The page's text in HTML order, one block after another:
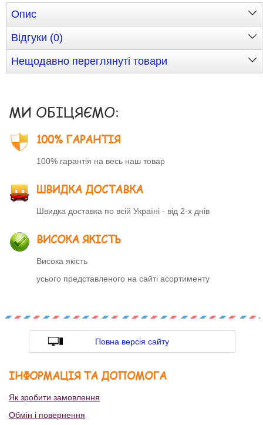
Опис
Відгуки (0)
Нещодавно переглянуті товари
МИ ОБІЦЯЄМО:
100% ГАРАНТІЯ
100% гарантія на весь наш товар
ШВИДКА ДОСТАВКА
Швидка доставка по всій Україні - від 2-х днів
ВИСОКА ЯКІСТЬ
Висока якість
усього представленого на сайті асортименту
Повна версія сайту
ІНФОРМАЦІЯ ТА ДОПОМОГА
Як зробити замовлення
Обмін і повернення